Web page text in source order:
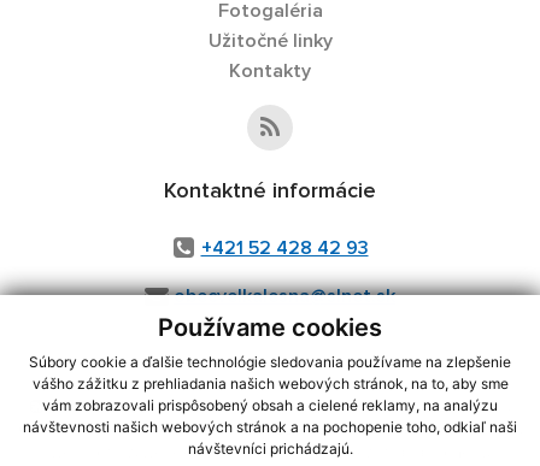
Používame cookies
Súbory cookie a ďalšie technológie sledovania používame na zlepšenie
vášho zážitku z prehliadania našich webových stránok, na to, aby sme
vám zobrazovali prispôsobený obsah a cielené reklamy, na analýzu
návštevnosti našich webových stránok a na pochopenie toho, odkiaľ naši
návštevníci prichádzajú.
Fotogaléria
Užitočné linky
Kontakty
Kontaktné informácie
+421 52 428 42 93
obecvelkalesna@slnet.sk
využite možnosť získavania aktuálnych informácií s využitím RSS
CMS systém (redakčný) systém ECHELON 2,Mapa stránok,web portál
webex.digital, s.r.o.,domény,registrácia domény